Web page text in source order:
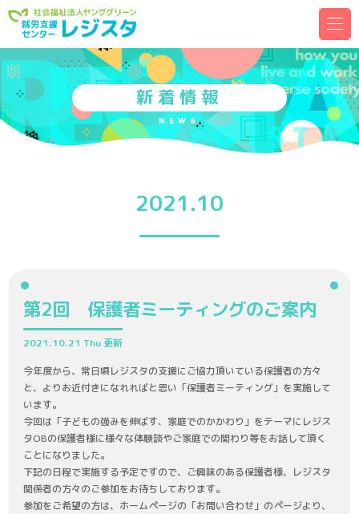
メ
ー
開
く
新着情報
NEWS
2021.10
第2回 保護者ミーティングのご案内
2021.10.21 Thu 更新
今年度から、常日頃レジスタの支援にご協力頂いている保護者の方々
と、よりお近付きになれればと思い「保護者ミーティング」を実施して
います。
今回は「子どもの強みを伸ばす、家庭でのかかわり」をテーマにレジス
タOBの保護者様に様々な体験談やご家庭での関わり等をお話して頂く
ことになりました。
下記の日程で実施する予定ですので、ご興味のある保護者様、レジスタ
関係者の方々のご参加をお待ちしております。
参加をご希望の方は、ホームページの「お問い合わせ」のページより、